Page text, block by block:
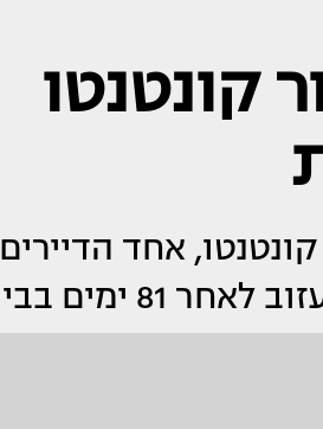
קונטנטו
אחד הדיירים
בבית הסגור